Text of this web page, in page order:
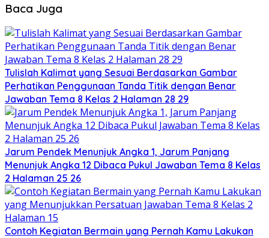
Baca Juga
Tulislah Kalimat yang Sesuai Berdasarkan Gambar
Perhatikan Penggunaan Tanda Titik dengan Benar
Jawaban Tema 8 Kelas 2 Halaman 28 29
Jarum Pendek Menunjuk Angka 1, Jarum Panjang
Menunjuk Angka 12 Dibaca Pukul Jawaban Tema 8 Kelas
2 Halaman 25 26
Contoh Kegiatan Bermain yang Pernah Kamu Lakukan